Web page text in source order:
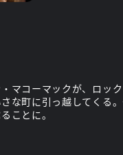
マコーマックが、ロッ
な町に引っ越してくる
ことに。